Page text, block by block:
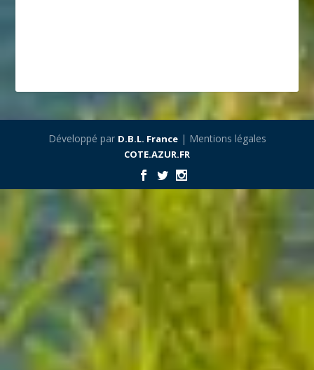
Développé par D.B.L. France| Mentions légales
COTE.AZUR.FR